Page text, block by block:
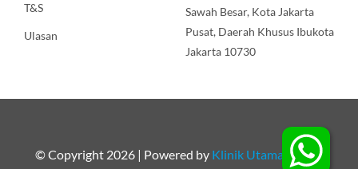
T&S
Ulasan
Sawah Besar, Kota Jakarta
Pusat, Daerah Khusus Ibukota
Jakarta 10730
© Copyright 2026 | Powered by Klinik Utama Apollo